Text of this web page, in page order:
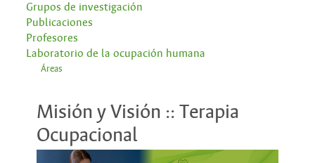
Grupos de investigación
Publicaciones
Profesores
Laboratorio de la ocupación humana
Áreas
Misión y Visión :: Terapia
Ocupacional